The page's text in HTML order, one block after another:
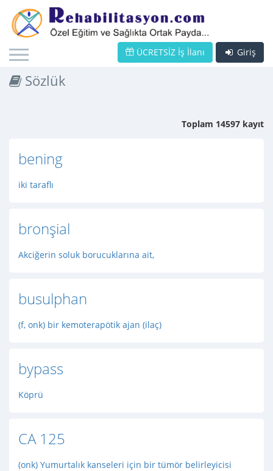
Giriş
ÜCRETSİZ İş İlanı
Sözlük
Toplam 14597 kayıt
bening
iki taraflı
bronşial
Akciğerin soluk borucuklarına ait,
busulphan
(f, onk) bir kemoterapötik ajan (ilaç)
bypass
Köprü
CA 125
(onk) Yumurtalık kanseleri için bir tümör belirleyicisi